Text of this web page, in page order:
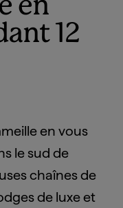
en
12
en vous
le sud de
chaînes de
de luxe et